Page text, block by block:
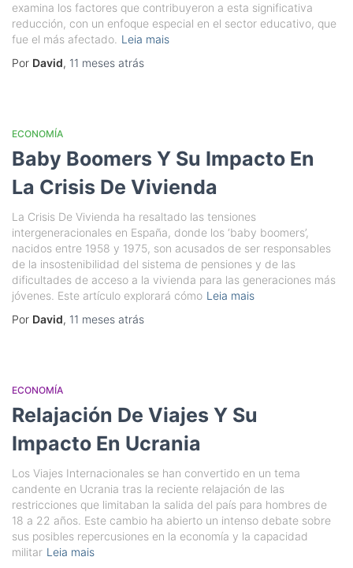
examina los factores que contribuyeron a esta significativa
reducción, con un enfoque especial en el sector educativo, que
fue el más afectado. Leia mais
Por David, 11 meses atrás
ECONOMÍA
Baby Boomers Y Su Impacto En
La Crisis De Vivienda
La Crisis De Vivienda ha resaltado las tensiones
intergeneracionales en España, donde los ‘baby boomers’,
nacidos entre 1958 y 1975, son acusados de ser responsables
de la insostenibilidad del sistema de pensiones y de las
dificultades de acceso a la vivienda para las generaciones más
jóvenes. Este artículo explorará cómo Leia mais
Por David, 11 meses atrás
ECONOMÍA
Relajación De Viajes Y Su
Impacto En Ucrania
Los Viajes Internacionales se han convertido en un tema
candente en Ucrania tras la reciente relajación de las
restricciones que limitaban la salida del país para hombres de
18 a 22 años. Este cambio ha abierto un intenso debate sobre
sus posibles repercusiones en la economía y la capacidad
militar Leia mais